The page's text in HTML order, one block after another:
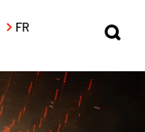
FR